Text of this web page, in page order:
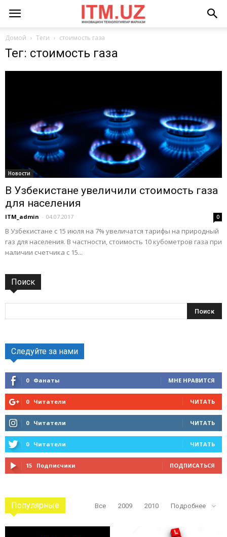
Домой Теги стоимость газа
Тег: стоимость газа
Новости
В Узбекистане увеличили стоимость газа
для населения
ITM_admin - 04.07.2017 0
В Узбекистане с 15 июля на 7% увеличатся тарифы на природный
газ для населения. В частности, стоимость 10 кубометров газа при
наличии счетчика с 15...
Поиск
Следуйте за нами
0 Фанаты МНЕ НРАВИТСЯ
0 Читатели ЧИТАТЬ
0 Читатели ЧИТАТЬ
0 Читатели ЧИТАТЬ
15 Подписчики ПОДПИСАТЬСЯ
Популярные Все 2009 2010 Подробнее